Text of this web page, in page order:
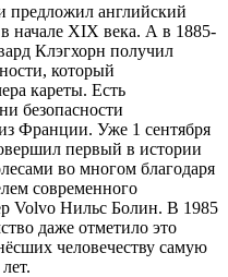
предложил английский
начале XIX века. А в 1885-
Клэгхорн получил
который
кареты. Есть
безопасности
Франции. Уже 1 сентября
первый в истории
во многом благодаря
современного
Volvo Нильс Болин. В 1985
даже отметило это
человечеству самую